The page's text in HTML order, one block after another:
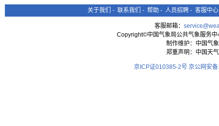
关于我们 - 联系我们 - 帮助 - 人员招聘 - 客服中心
客服邮箱：
Copyright©中国气象局公共气象服务
制作维护：中国气
郑重声明：中国天
京ICP证010385-2号 京公网安